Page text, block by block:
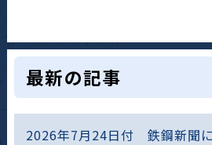
最新の記事
2026年7月24日付 鉄鋼新聞